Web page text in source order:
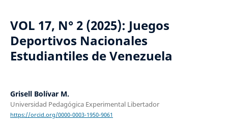
VOL 17, N° 2 (2025): Juegos
Deportivos Nacionales
Estudiantiles de Venezuela
Grisell Bolívar M.
Universidad Pedagógica Experimental Libertador
https://orcid.org/0000-0003-1950-9061